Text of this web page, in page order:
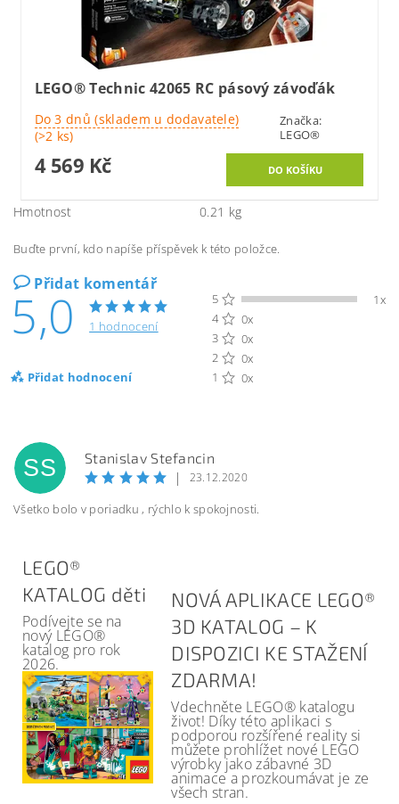
LEGO® Technic 42065 RC pásový závoďák
Do 3 dnů (skladem u dodavatele)
(>2 ks)
Značka:
LEGO®
4 569 Kč
Hmotnost 0.21 kg
Buďte první, kdo napíše příspěvek k této položce.
Přidat komentář
5,0 1 hodnocení
Přidat hodnocení
5
1x
4
0x
3
0x
2
0x
1
0x
SS Stanislav Stefancin
| 23.12.2020
Všetko bolo v poriadku , rýchlo k spokojnosti.
LEGO®
KATALOG děti
Podívejte se na
nový LEGO®
katalog pro rok
2026.
NOVÁ APLIKACE LEGO®
3D KATALOG – K
DISPOZICI KE STAŽENÍ
ZDARMA!
Vdechněte LEGO® katalogu
život! Díky této aplikaci s
podporou rozšířené reality si
můžete prohlížet nové LEGO
výrobky jako zábavné 3D
animace a prozkoumávat je ze
všech stran.